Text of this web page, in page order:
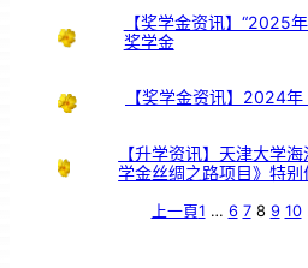
【奖学金资讯】“2025
奖学金
【奖学金资讯】2024
【升学资讯】天津大学
学金丝绸之路项目》特别
上一頁1 … 6 7 8 9 10